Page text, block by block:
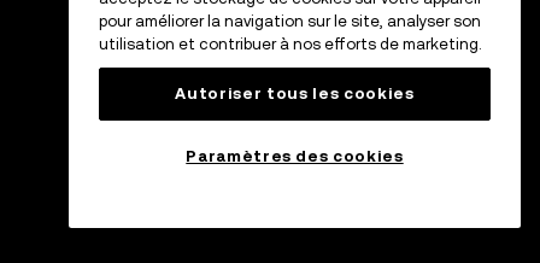
pour améliorer la navigation sur le site, analyser son
utilisation et contribuer à nos efforts de marketing.
Autoriser tous les cookies
Paramètres des cookies